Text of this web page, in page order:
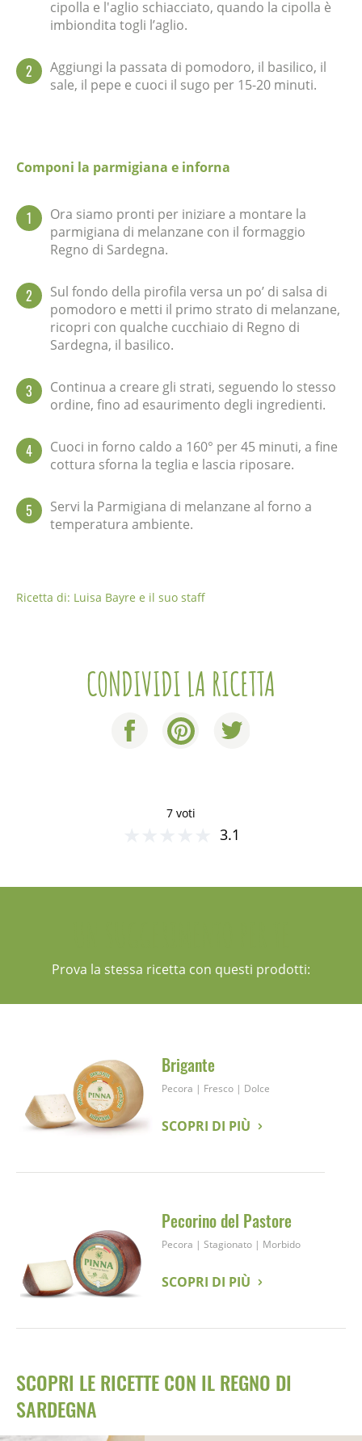
cipolla e l'aglio schiacciato, quando la cipolla è
imbiondita togli l’aglio.
2
Aggiungi la passata di pomodoro, il basilico, il
sale, il pepe e cuoci il sugo per 15-20 minuti.
Componi la parmigiana e inforna
1
Ora siamo pronti per iniziare a montare la
parmigiana di melanzane con il formaggio
Regno di Sardegna.
2
Sul fondo della pirofila versa un po’ di salsa di
pomodoro e metti il primo strato di melanzane,
ricopri con qualche cucchiaio di Regno di
Sardegna, il basilico.
3
Continua a creare gli strati, seguendo lo stesso
ordine, fino ad esaurimento degli ingredienti.
4
Cuoci in forno caldo a 160° per 45 minuti, a fine
cottura sforna la teglia e lascia riposare.
5
Servi la Parmigiana di melanzane al forno a
temperatura ambiente.
Ricetta di: Luisa Bayre e il suo staff
CONDIVIDI LA RICETTA
7 voti
3.1
Prova la stessa ricetta con questi prodotti:
Brigante
Pecora | Fresco | Dolce
SCOPRI DI PIÙ
Pecorino del Pastore
Pecora | Stagionato | Morbido
SCOPRI DI PIÙ
SCOPRI LE RICETTE CON IL REGNO DI
SARDEGNA